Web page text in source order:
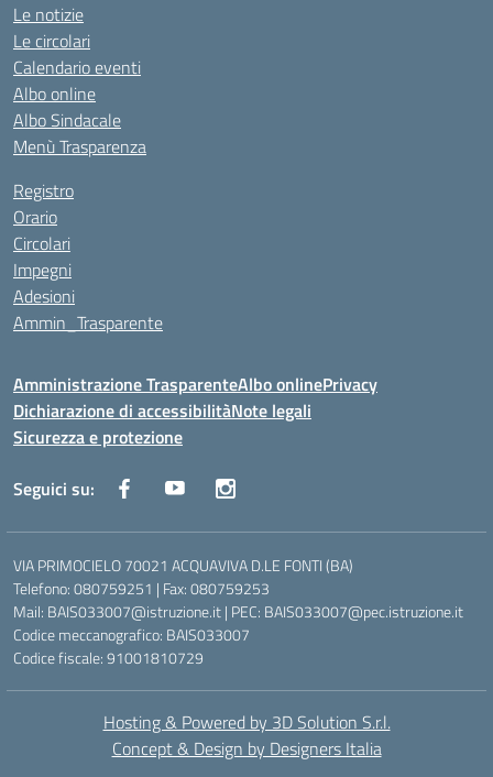
Le notizie
Le circolari
Calendario eventi
Albo online
Albo Sindacale
Menù Trasparenza
Registro
Orario
Circolari
Impegni
Adesioni
Ammin_Trasparente
Amministrazione TrasparenteAlbo onlinePrivacy
Dichiarazione di accessibilitàNote legali
Sicurezza e protezione
Seguici su:
VIA PRIMOCIELO 70021 ACQUAVIVA D.LE FONTI (BA)
Telefono: 080759251 | Fax: 080759253
Mail: BAIS033007@istruzione.it | PEC: BAIS033007@pec.istruzione.it
Codice meccanografico: BAIS033007
Codice fiscale: 91001810729
Hosting & Powered by 3D Solution S.r.l.
Concept & Design by Designers Italia